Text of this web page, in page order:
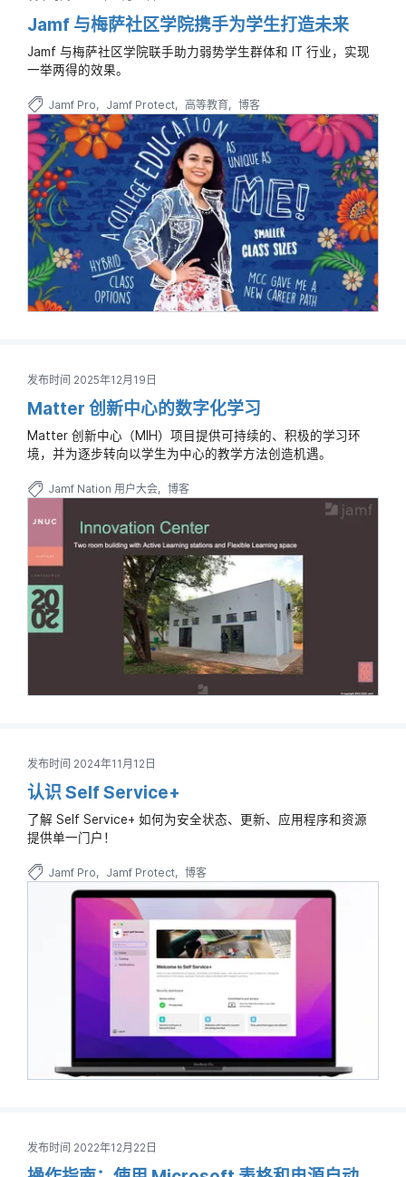
Jamf 与梅萨社区学院携手为学生打造未来
Jamf 与梅萨社区学院联手助力弱势学生群体和 IT 行业，实现
一举两得的效果。
Jamf Pro Jamf Protect 高等教育 博客
发布时间 2025年12月19日
Matter 创新中心的数字化学习
Matter 创新中心（MIH）项目提供可持续的、积极的学习环
境，并为逐步转向以学生为中心的教学方法创造机遇。
Jamf Nation 用户大会 博客
发布时间 2024年11月12日
认识 Self Service+
了解 Self Service+ 如何为安全状态、更新、应用程序和资源
提供单一门户！
Jamf Pro Jamf Protect 博客
发布时间 2022年12月22日